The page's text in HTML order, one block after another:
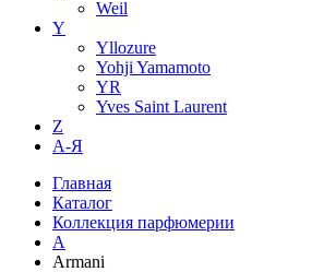
Weil
Y
Yllozure
Yohji Yamamoto
YR
Yves Saint Laurent
Z
А-Я
Главная
Каталог
Коллекция парфюмерии
A
Armani